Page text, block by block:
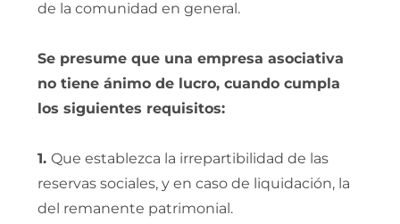
de la comunidad en general.
Se presume que una empresa asociativa
no tiene ánimo de lucro, cuando cumpla
los siguientes requisitos:
1. Que establezca la irrepartibilidad de las
reservas sociales, y en caso de liquidación, la
del remanente patrimonial.